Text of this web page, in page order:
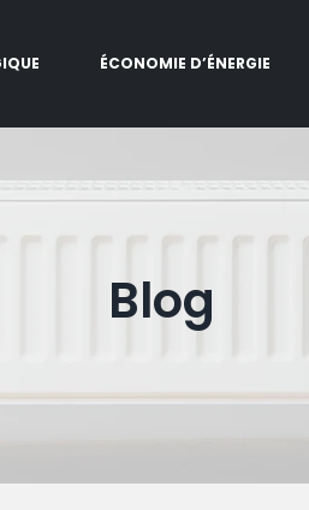
ÉCONOMIE D’ÉNERGIE
Blog